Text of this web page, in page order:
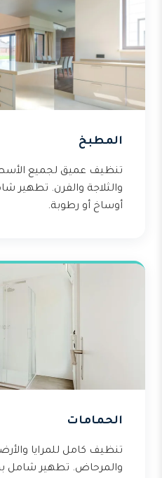
المطبخ
تنظيف عميق لجميع
والثلاجة والفرن. تطهير
أوساخ أو رطوبة.
الحمامات
تنظيف كامل للمرايا
والمرحاض. تطهير شامل